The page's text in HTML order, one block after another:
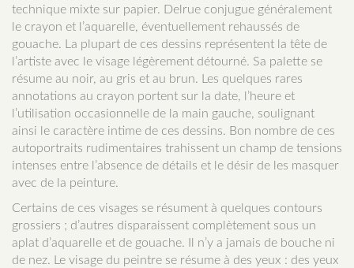
technique mixte sur papier. Delrue conjugue généralement
le crayon et l’aquarelle, éventuellement rehaussés de
gouache. La plupart de ces dessins représentent la tête de
l’artiste avec le visage légèrement détourné. Sa palette se
résume au noir, au gris et au brun. Les quelques rares
annotations au crayon portent sur la date, l’heure et
l’utilisation occasionnelle de la main gauche, soulignant
ainsi le caractère intime de ces dessins. Bon nombre de ces
autoportraits rudimentaires trahissent un champ de tensions
intenses entre l’absence de détails et le désir de les masquer
avec de la peinture.
Certains de ces visages se résument à quelques contours
grossiers ; d’autres disparaissent complètement sous un
aplat d’aquarelle et de gouache. Il n’y a jamais de bouche ni
de nez. Le visage du peintre se résume à des yeux : des yeux